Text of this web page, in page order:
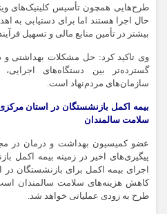
طرح‌هایی همچون تأسیس کلینیک‌های
حال اجرا هستند اما برای دستیابی به
بیشتر در تأمین منابع مالی و تسهیل
وی تاکید کرد: حل مشکلات بهداشتی و
گسترده‌تر بین دستگاه‌های
سازمان‌های مردم‌نهاد است.
بیمه اکمل بازنشستگان در استان
سلامت سالمندان
عضو کمیسیون بهداشت و درمان در
پیگیری‌های اخیر در زمینه بیمه اکمل
اجرای بیمه اکمل برای بازنشستگان
کاهش هزینه‌های سلامت سالمندان است
طرح به زودی عملیاتی خواهد شد.